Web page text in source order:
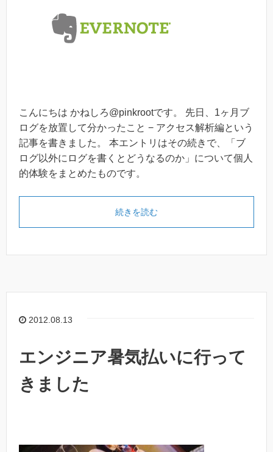
こんにちは かねしろ@pinkrootです。 先日、1ヶ月ブ
ログを放置して分かったこと − アクセス解析編という
記事を書きました。 本エントリはその続きで、「ブ
ログ以外にログを書くとどうなるのか」について個人
的体験をまとめたものです。
続きを読む
2012.08.13
エンジニア暑気払いに行って
きました